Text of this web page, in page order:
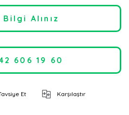
Alınız
606 19 60
Et Karşılaştır